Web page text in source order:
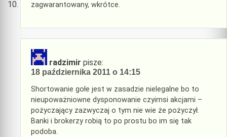
zagwarantowany, wkrótce.
radzimir pisze:
18 października 2011 o 14:15
Shortowanie gołe jest w zasadzie nielegalne bo to
nieupoważniowne dysponowanie czyimsi akcjami –
pożyczający zazwyczaj o tym nie wie że pożyczył.
Banki i brokerzy robią to po prostu bo im się tak
podoba.